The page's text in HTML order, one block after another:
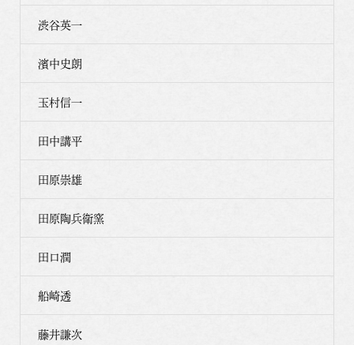
渋谷英一
濱中史朗
玉村信一
田中講平
田原崇雄
田原陶兵衛窯
田口潤
船崎透
藤井謙次